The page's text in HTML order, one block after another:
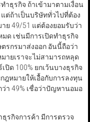
ำธุรกิจ ถ้าเข้ามาตามเงื่อน
ต่ถ้าเป็นบริษัททั่วไปที่ต้อง
ย 49/51 แต่ต้องยอมรับว่า
ด เช่นมีการเปิดทำธุรกิจ
รกรมาส่งออก อันนี้ถือว่า
ายเราจะไม่สามารถหลุด
ด 100% ยกเว้นบางธุรกิจ
ฎหมายให้เอื้อกับการลงทุน
า 49% เชื่อว่าปัญหานอมอ
รกิจการค้า มีการตรวจ